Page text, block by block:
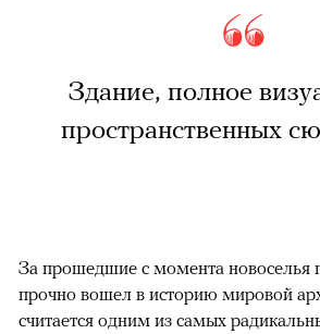
Здание, полное
пространственных
За прошедшие с момента новоселья
прочно вошел в историю мировой
считается одним из самых